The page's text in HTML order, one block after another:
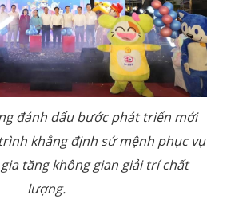
đánh dấu bước phát triển mới
khẳng định sứ mệnh phục vụ
tăng không gian giải trí chất
lượng.